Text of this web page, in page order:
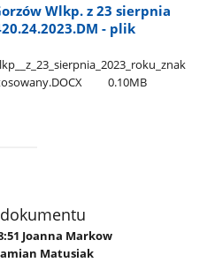
Wlkp. z 23 sierpnia
- plik
0.10MB
Joanna Markow
Matusiak